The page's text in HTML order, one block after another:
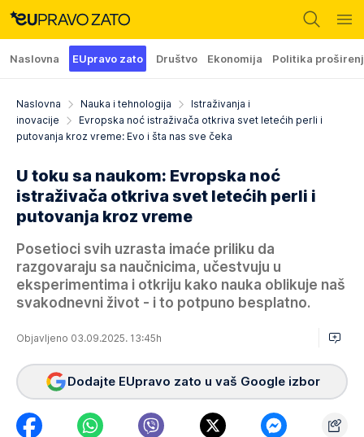
Naslovna EUpravo zato Društvo Ekonomija Politika
Naslovna Nauka i tehnologija
Istraživanja i
inovacije
Evropska noć istraživača otkriva svet letećih perli i
putovanja kroz vreme: Evo i šta nas sve čeka
U toku sa naukom: Evropska noć
istraživača otkriva svet letećih perli i
putovanja kroz vreme
Posetioci svih uzrasta imaće priliku da
razgovaraju sa naučnicima, učestvuju u
eksperimentima i otkriju kako nauka oblikuje naš
svakodnevni život - i to potpuno besplatno.
Objavljeno 03.09.2025. 13:45h
Dodajte EUpravo zato u vaš Google izbor